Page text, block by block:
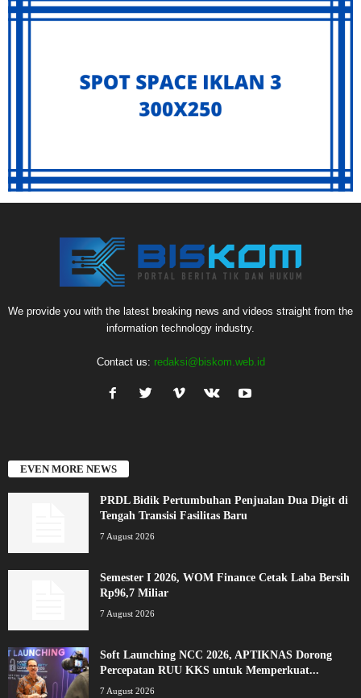
We provide you with the latest breaking news and videos straight from the
information technology industry.
Contact us: redaksi@biskom.web.id
EVEN MORE NEWS
PRDL Bidik Pertumbuhan Penjualan Dua Digit di
Tengah Transisi Fasilitas Baru
7 August 2026
Semester I 2026, WOM Finance Cetak Laba Bersih
Rp96,7 Miliar
7 August 2026
Soft Launching NCC 2026, APTIKNAS Dorong
Percepatan RUU KKS untuk Memperkuat...
7 August 2026